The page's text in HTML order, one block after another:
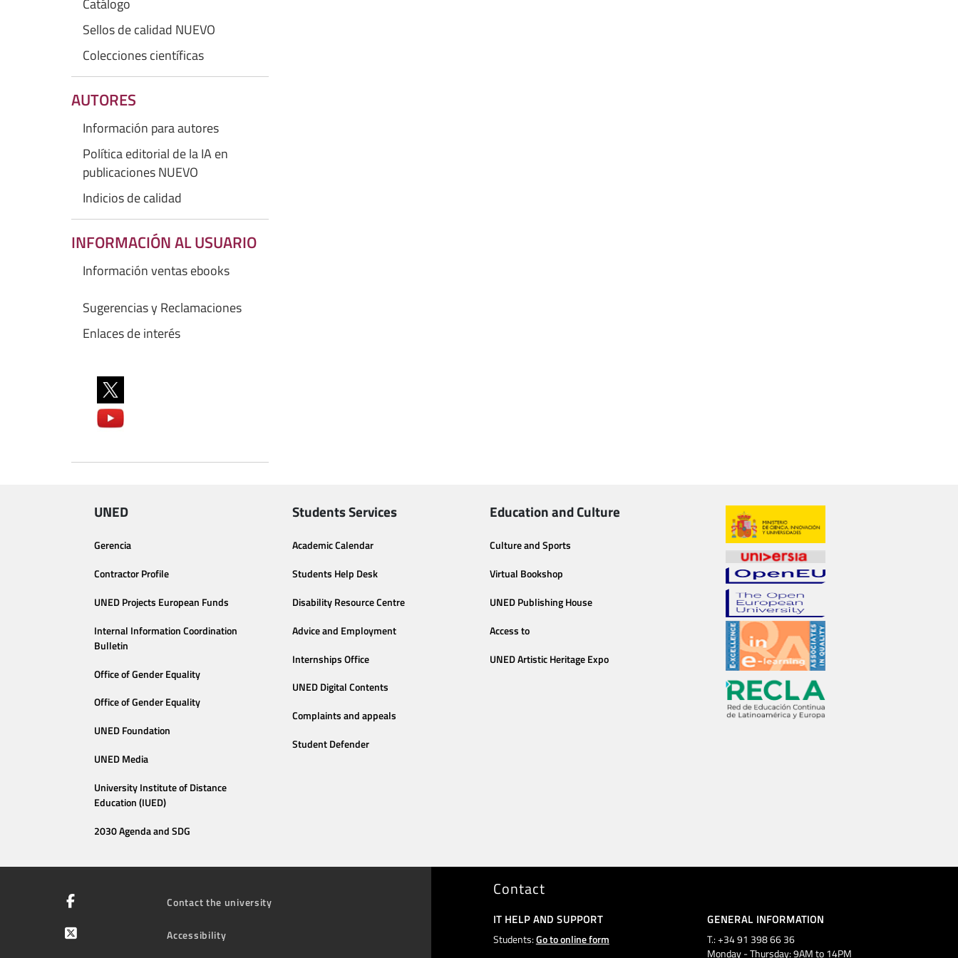
Catálogo
Sellos de calidad NUEVO
Colecciones científicas
AUTORES
Información para autores
Política editorial de la IA en
publicaciones NUEVO
Indicios de calidad
INFORMACIÓN AL USUARIO
Información ventas ebooks
Sugerencias y Reclamaciones
Enlaces de interés
UNED
Gerencia
Contractor Profile
UNED Projects European Funds
Internal Information Coordination
Bulletin
Office of Gender Equality
Office of Gender Equality
UNED Foundation
UNED Media
University Institute of Distance
Education (IUED)
2030 Agenda and SDG
Students Services
Academic Calendar
Students Help Desk
Disability Resource Centre
Advice and Employment
Internships Office
UNED Digital Contents
Complaints and appeals
Student Defender
Education and Culture
Culture and Sports
Virtual Bookshop
UNED Publishing House
Access to
UNED Artistic Heritage Expo
Contact the university
Accessibility
Contact
IT HELP AND SUPPORT
Students:Go to online form
GENERAL INFORMATION
T.: +34 91 398 66 36
Monday - Thursday: 9AM to 14PM